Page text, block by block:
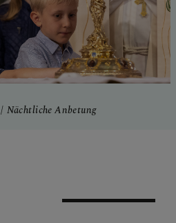
Nächtliche Anbetung